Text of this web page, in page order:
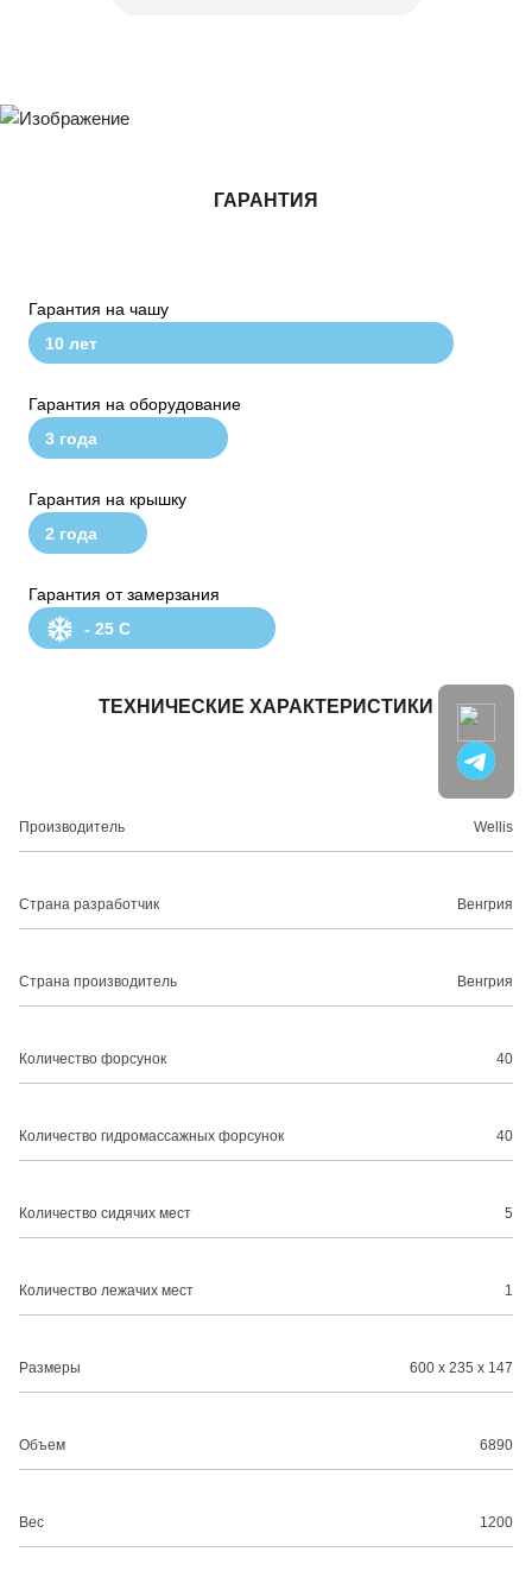
ГАРАНТИЯ
Гарантия на чашу
10 лет
Гарантия на оборудование
3 года
Гарантия на крышку
2 года
Гарантия от замерзания
- 25 С
ТЕХНИЧЕСКИЕ ХАРАКТЕРИСТИКИ
Производитель Wellis
Страна разработчик Венгрия
Страна производитель Венгрия
Количество форсунок 40
Количество гидромассажных форсунок 40
Количество сидячих мест 5
Количество лежачих мест 1
Размеры 600 x 235 x 147
Объем 6890
Вес 1200